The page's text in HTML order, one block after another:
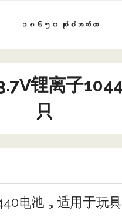
၁၈၆၅၀ ထုံးစံဘက်ထ
锂离子
只
电池，适用于玩